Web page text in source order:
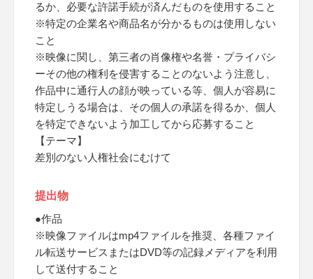
るか、必要な許諾手続が済んだものを使用すること
※特定の企業名や商品名が分かるものは使用しない
こと
※映像に関し、第三者の肖像権や名誉・プライバシ
ーその他の権利を侵害することのないよう注意し、
作品中に通行人の顔が映っている等、個人が容易に
特定しうる場合は、その個人の承諾を得るか、個人
を特定できないよう加工してから応募すること
【テーマ】
差別のない人権社会にむけて
提出物
●作品
※映像ファイルはmp4ファイルを推奨、各種ファイ
ル転送サービスまたはDVD等の記録メディアを利用
して送付すること